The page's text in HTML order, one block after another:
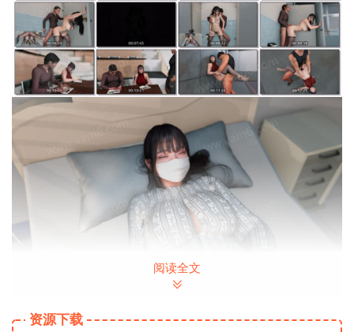
阅读全文
资源下载